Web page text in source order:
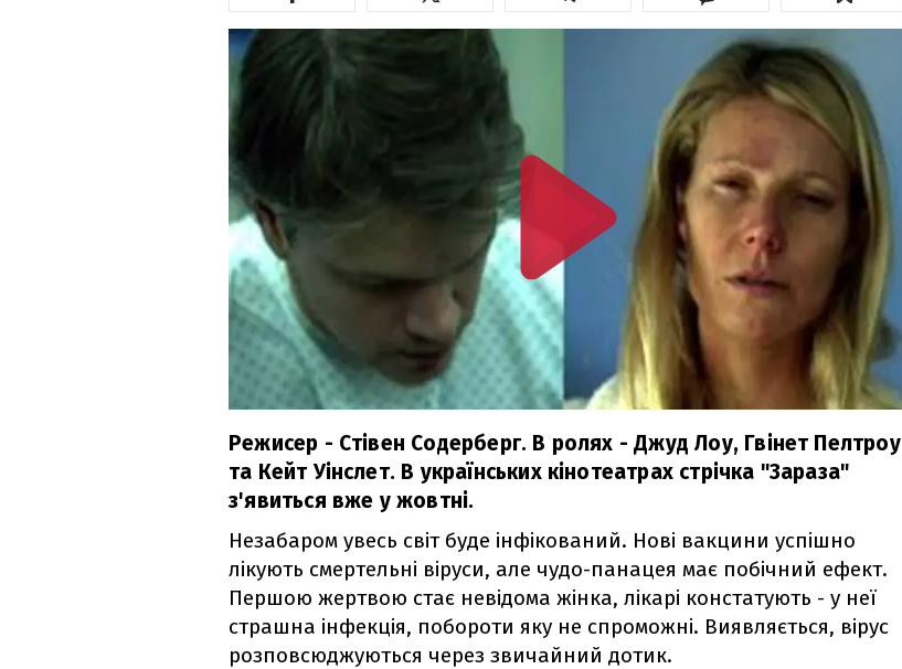
Режисер - Стівен Содерберг. В ролях - Джуд Лоу, Гвінет Пелтроу
та Кейт Уінслет. В українських кінотеатрах стрічка "Зараза"
з'явиться вже у жовтні.
Незабаром увесь світ буде інфікований. Нові вакцини успішно
лікують смертельні віруси, але чудо-панацея має побічний ефект.
Першою жертвою стає невідома жінка, лікарі констатують - у неї
страшна інфекція, побороти яку не спроможні. Виявляється, вірус
розповсюджуються через звичайний дотик.